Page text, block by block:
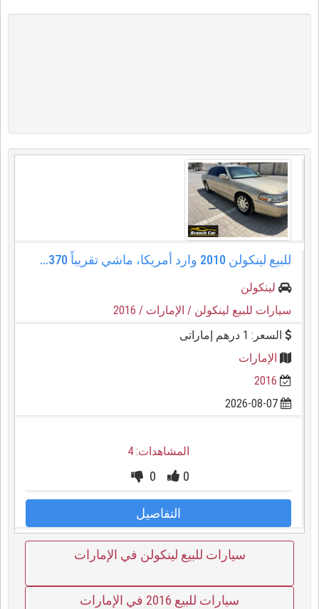
للبيع لينكولن 2010 وارد أمريكا، ماشي تقريباً 370...
لينكولن
سيارات للبيع لينكولن / الإمارات / 2016
السعر: 1 درهم إماراتى
الإمارات
2016
المشاهدات: 4
0
0
التفاصيل
سيارات للبيع لينكولن في الإمارات
سيارات للبيع 2016 في الإمارات